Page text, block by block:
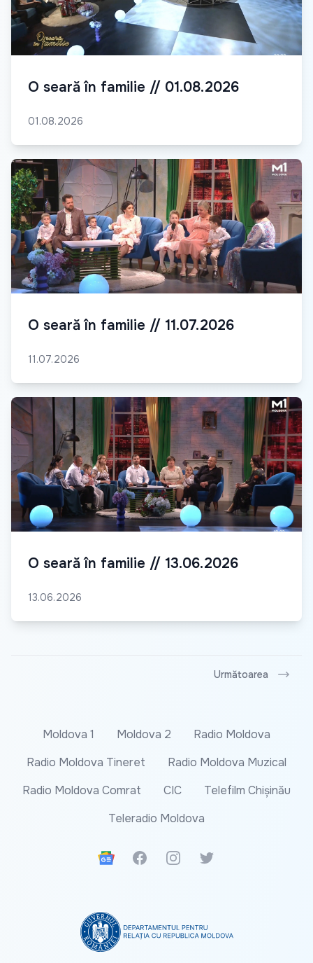
O seară în familie // 01.08.2026
01.08.2026
O seară în familie // 11.07.2026
11.07.2026
O seară în familie // 13.06.2026
13.06.2026
Următoarea
Moldova 1 Moldova 2
Radio Moldova
Radio Moldova Tineret
Radio Moldova Muzical
Radio Moldova Comrat
CIC
Telefilm Chișinău
Teleradio Moldova
Google News
FacebookInstagramTwitter